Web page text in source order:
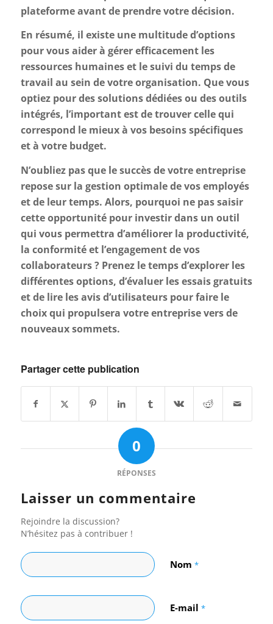
plateforme avant de prendre votre décision.
En résumé, il existe une multitude d’options
pour vous aider à gérer efficacement les
ressources humaines et le suivi du temps de
travail au sein de votre organisation. Que vous
optiez pour des solutions dédiées ou des outils
intégrés, l’important est de trouver celle qui
correspond le mieux à vos besoins spécifiques
et à votre budget.
N’oubliez pas que le succès de votre entreprise
repose sur la gestion optimale de vos employés
et de leur temps. Alors, pourquoi ne pas saisir
cette opportunité pour investir dans un outil
qui vous permettra d’améliorer la productivité,
la conformité et l’engagement de vos
collaborateurs ? Prenez le temps d’explorer les
différentes options, d’évaluer les essais gratuits
et de lire les avis d’utilisateurs pour faire le
choix qui propulsera votre entreprise vers de
nouveaux sommets.
Partager cette publication
0
RÉPONSES
Laisser un commentaire
Rejoindre la discussion?
N’hésitez pas à contribuer !
Nom *
E-mail *